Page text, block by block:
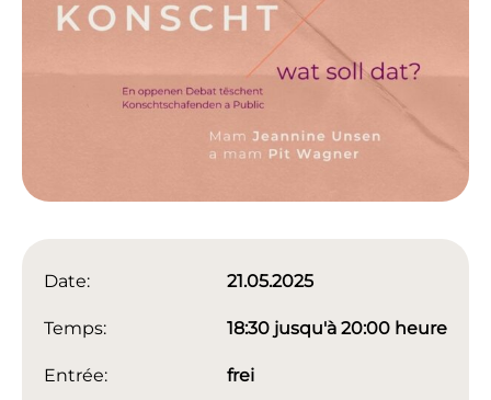
Date: 21.05.2025
Temps: 18:30 jusqu'à 20:00 heure
Entrée: frei